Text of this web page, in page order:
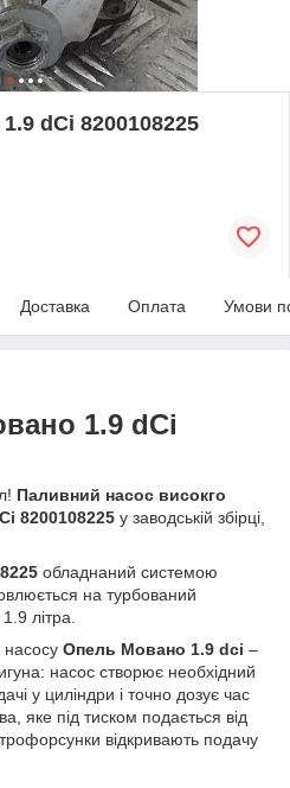
dCi 8200108225
Доставка Оплата Умови
ано 1.9 dCi
Паливний насос високго
8200108225 у заводській збірці,
обладнаний системою
на турбований
літра.
Опель Мовано 1.9 dci –
насос створює необхідний
у циліндри і точно дозує час
яке під тиском подається від
відкривають подачу